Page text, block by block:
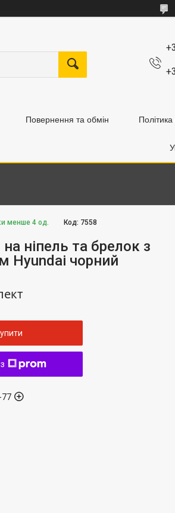
Повернення та обмін Політика
менше 4 од. Код: 7558
ніпель та брелок з
Hyundai чорний
77